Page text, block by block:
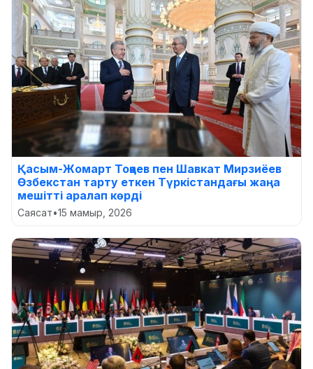
Қасым-Жомарт Тоқаев пен Шавкат Мирзиёев
Өзбекстан тарту еткен Түркістандағы жаңа
мешітті аралап көрді
Саясат•15 мамыр, 2026